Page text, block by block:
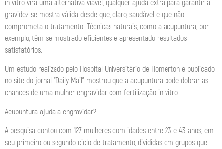
in vitro vira uma alternativa viável, qualquer ajuda extra para garantir a
gravidez se mostra válida desde que, claro, saudável e que não
comprometa o tratamento. Técnicas naturais, como a acupuntura, por
exemplo, têm se mostrado eficientes e apresentado resultados
satisfatórios.
Um estudo realizado pelo Hospital Universitário de Homerton e publicado
no site do jornal “Daily Mail” mostrou que a acupuntura pode dobrar as
chances de uma mulher engravidar com fertilização in vitro.
Acupuntura ajuda a engravidar?
A pesquisa contou com 127 mulheres com idades entre 23 e 43 anos, em
seu primeiro ou segundo ciclo de tratamento, divididas em grupos que